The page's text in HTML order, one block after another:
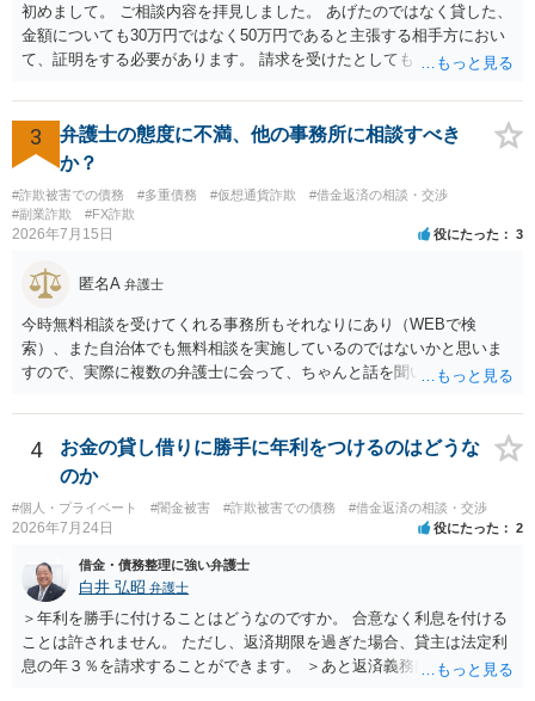
初めまして。 ご相談内容を拝見しました。 あげたのではなく貸した、
金額についても30万円ではなく50万円であると主張する相手方におい
て、証明をする必要があります。 請求を受けたとしても、もらったも
れることになるでしょう。 請求があるまでは、こちらからアクション
を起こす必要はないかと思います。
3
弁護士の態度に不満、他の事務所に相談すべき
か？
#詐欺被害での債務 #多重債務 #仮想通貨詐欺
#借金返済の相談・交渉
#副業詐欺
#FX詐欺
2026年7月15日 役にたった 3
匿名A 弁護士
今時無料相談を受けてくれる事務所もそれなりにあり（WEBで検
索）、また自治体でも無料相談を実施しているのではないかと思いま
すので、実際に複数の弁護士に会って、ちゃんと話を聞いてくれる
はそもそも事案を把握できていないようですので、御相談の案件につ
いては弁護士として能力不足なのかもしれません。相手にしない方が
良いと思います。ただ、仮想通貨詐欺の被害回復は現実的には難しい
かもしれません。
4
お金の貸し借りに勝手に年利をつけるのはどうな
のか
#個人・プライベート #闇金被害 #詐欺被害での債務 #借金返済の相談・交渉
2026年7月24日 役にたった 2
借金・債務整理に強い弁護士
白井 弘昭 弁護士
＞年利を勝手に付けることはどうなのですか。 合意なく利息を付ける
ことは許されません。 ただし、返済期限を過ぎた場合、貸主は法定利
息の年３％を請求することができます。 ＞あと返済義務はありますか